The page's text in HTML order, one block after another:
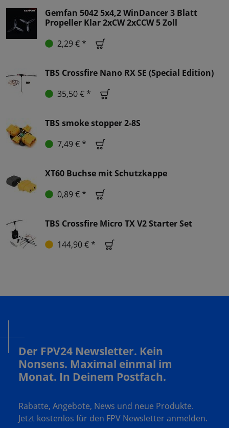
Gemfan 5042 5x4,2 WinDancer 3 Blatt
Propeller Klar 2xCW 2xCCW 5 Zoll
2,29 € *
TBS Crossfire Nano RX SE (Special Edition)
35,50 € *
TBS smoke stopper 2-8S
7,49 € *
XT60 Buchse mit Schutzkappe
0,89 € *
TBS Crossfire Micro TX V2 Starter Set
144,90 € *
Der FPV24 Newsletter. Kein
Nonsens. Maximal einmal im
Monat. In Deinem Postfach.
Rabatte, Angebote, News und neue Produkte.
Jetzt kostenlos für den FPV Newsletter anmelden.